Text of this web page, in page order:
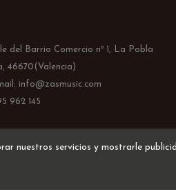
del Barrio Comercio nº 1, La Pobla
46670(Valencia)
info@zasmusic.com
962 145
nuestros servicios y mostrarle